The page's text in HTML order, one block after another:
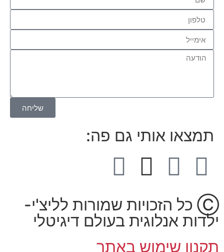
שליחה
תמצאו אותי גם פה:
Ⓒ כל הזכויות שמורות לליצ'י-
ילדות אנלוגית בעולם דיגיטלי
תקנון שימוש באתר